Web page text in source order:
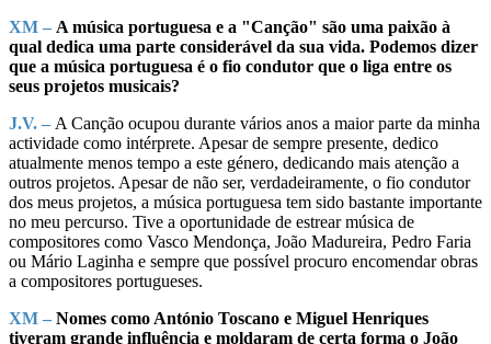
XM – A música portuguesa e a "Canção" são uma paixão à
qual dedica uma parte considerável da sua vida. Podemos dizer
que a música portuguesa é o fio condutor que o liga entre os
seus projetos musicais?
J.V. – A Canção ocupou durante vários anos a maior parte da minha
actividade como intérprete. Apesar de sempre presente, dedico
atualmente menos tempo a este género, dedicando mais atenção a
outros projetos. Apesar de não ser, verdadeiramente, o fio condutor
dos meus projetos, a música portuguesa tem sido bastante importante
no meu percurso. Tive a oportunidade de estrear música de
compositores como Vasco Mendonça, João Madureira, Pedro Faria
ou Mário Laginha e sempre que possível procuro encomendar obras
a compositores portugueses.
XM – Nomes como António Toscano e Miguel Henriques
tiveram grande influência e moldaram de certa forma o João